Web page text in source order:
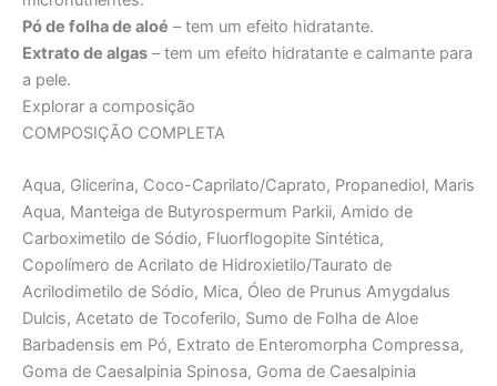
Pó de folha de aloé – tem um efeito hidratante.
Extrato de algas – tem um efeito hidratante e calmante para
a pele.
Explorar a composição
COMPOSIÇÃO COMPLETA
Aqua, Glicerina, Coco-Caprilato/Caprato, Propanediol, Maris
Aqua, Manteiga de Butyrospermum Parkii, Amido de
Carboximetilo de Sódio, Fluorflogopite Sintética,
Copolímero de Acrilato de Hidroxietilo/Taurato de
Acrilodimetilo de Sódio, Mica, Óleo de Prunus Amygdalus
Dulcis, Acetato de Tocoferilo, Sumo de Folha de Aloe
Barbadensis em Pó, Extrato de Enteromorpha Compressa,
Goma de Caesalpinia Spinosa, Goma de Caesalpinia